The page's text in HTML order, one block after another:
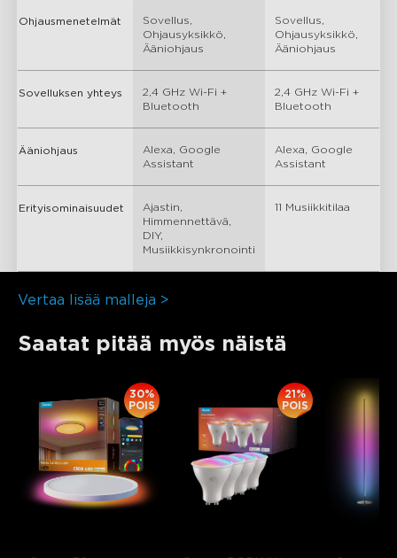
Ohjausmenetelmät
Sovellus,
Ohjausyksikkö,
Ääniohjaus
Sovellus,
Ohjausyksikkö,
Ääniohjaus
Sovelluksen yhteys
2,4 GHz Wi-Fi +
Bluetooth
2,4 GHz Wi-Fi +
Bluetooth
Ääniohjaus
Alexa, Google
Assistant
Alexa, Google
Assistant
Erityisominaisuudet
Ajastin,
Himmennettävä,
DIY,
Musiikkisynkronointi
11 Musiikkitilaa
Vertaa lisää malleja >
Saatat pitää myös näistä
30%
POIS
21%
POIS